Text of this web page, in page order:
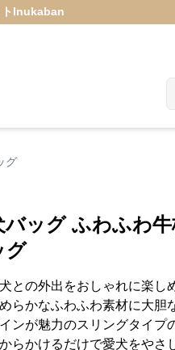
Inukaban
グ
バッグ ふわふわ
グ
との外出をおしゃれに楽し
らかなふわふわ素材に大胆
ンが魅力のスリングタイプ
らかけるだけで愛犬をやさ